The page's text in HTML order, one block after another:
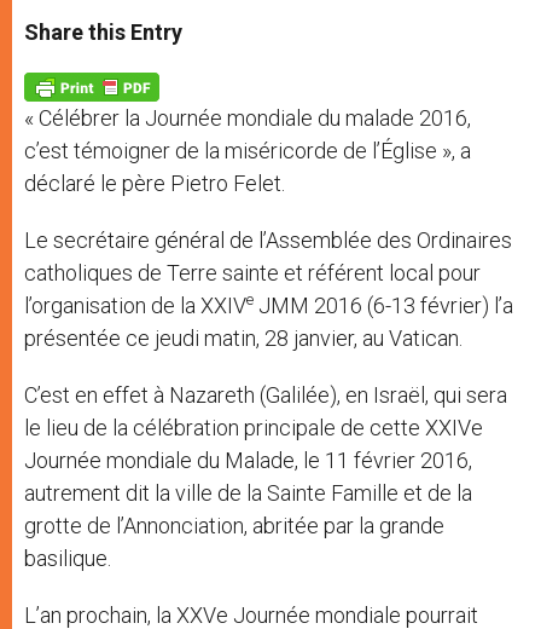
t
s
p
p
s
e
g
e
r
e
b
o
k
Share this Entry
« Célébrer la Journée mondiale du malade 2016,
c’est témoigner de la miséricorde de l’Église », a
déclaré le père Pietro Felet.
Le secrétaire général de l’Assemblée des Ordinaires
catholiques de Terre sainte et référent local pour
l’organisation de la XXIVe JMM 2016 (6-13 février) l’a
présentée ce jeudi matin, 28 janvier, au Vatican.
C’est en effet à Nazareth (Galilée), en Israël, qui sera
le lieu de la célébration principale de cette XXIVe
Journée mondiale du Malade, le 11 février 2016,
autrement dit la ville de la Sainte Famille et de la
grotte de l’Annonciation, abritée par la grande
basilique.
L’an prochain, la XXVe Journée mondiale pourrait